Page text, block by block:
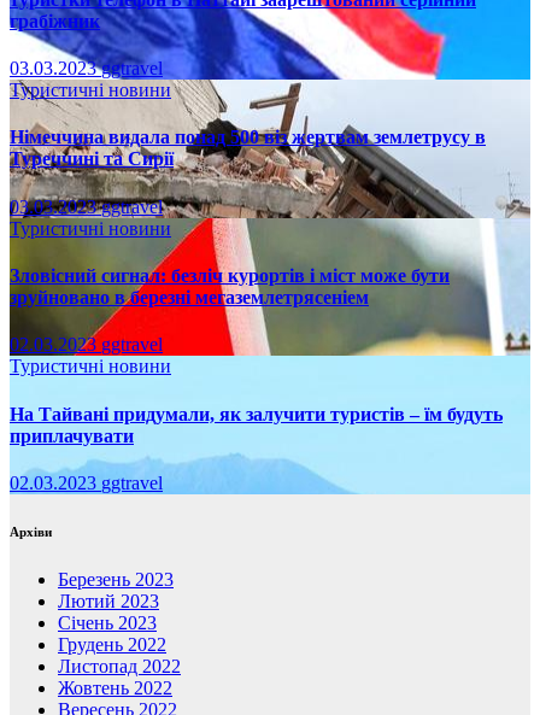
грабіжник
03.03.2023ggtravel
Туристичні новини
Німеччина видала понад 500 віз жертвам землетрусу в
Туреччині та Сирії
03.03.2023ggtravel
Туристичні новини
Зловісний сигнал: безліч курортів і міст може бути
зруйновано в березні мегаземлетрясеніем
02.03.2023 ggtravel
Туристичні новини
На Тайвані придумали, як залучити туристів – їм будуть
приплачувати
02.03.2023 ggtravel
Архіви
Березень 2023
Лютий 2023
Січень 2023
Грудень 2022
Листопад 2022
Жовтень 2022
Вересень 2022